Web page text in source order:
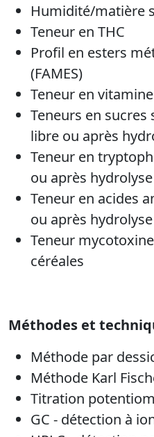
Humidité/matière
Teneur en THC
Profil en esters
(FAMES)
Teneur en
Teneurs en
libre ou après
Teneur en
ou après
Teneur en acides
ou après
Teneur
céréales
Méthodes et
Méthode par
Méthode Karl
Titration
GC - détection à